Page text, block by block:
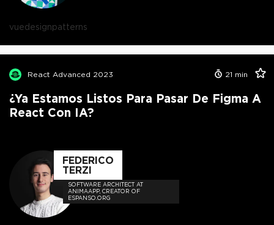
vuedesignpatterns
React Advanced 2023 21 min
¿Ya Estamos Listos Para Pasar De Figma A
React Con IA?
FEDERICO
TERZI
SOFTWARE ARCHITECT AT
ANIMAAPP, CREATOR OF
ESPANSO.ORG